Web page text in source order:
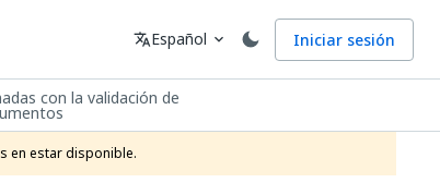
Idioma
translateEspañol expand_more Iniciar sesión
con la validación de
en estar disponible.